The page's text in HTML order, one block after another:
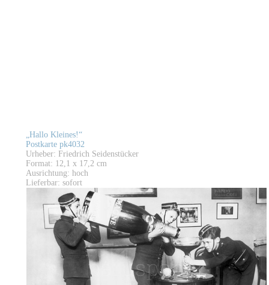
„Hallo Kleines!“
Postkarte pk4032
Urheber: Friedrich Seidenstücker
Format: 12,1 x 17,2 cm
Ausrichtung: hoch
Lieferbar: sofort